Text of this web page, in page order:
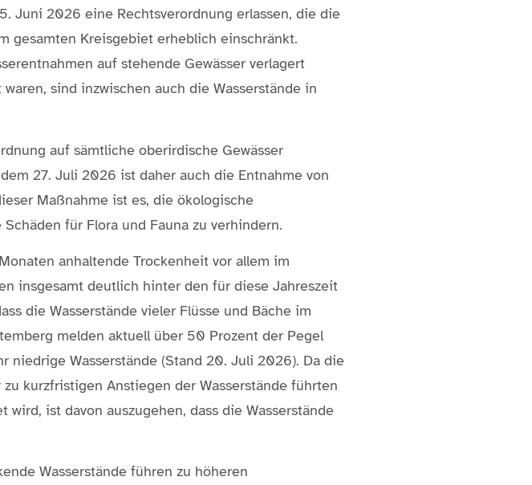
Juni 2026 eine Rechtsverordnung erlassen, die die
gesamten Kreisgebiet erheblich einschränkt.
auf stehende Gewässer verlagert
sind inzwischen auch die Wasserstände in
auf sämtliche oberirdische Gewässer
27. Juli 2026 ist daher auch die Entnahme von
Maßnahme ist es, die ökologische
für Flora und Fauna zu verhindern.
anhaltende Trockenheit vor allem im
insgesamt deutlich hinter den für diese Jahreszeit
die Wasserstände vieler Flüsse und Bäche im
melden aktuell über 50 Prozent der Pegel
niedrige Wasserstände (Stand 20. Juli 2026). Da die
kurzfristigen Anstiegen der Wasserstände führten
ist davon auszugehen, dass die Wasserstände
Wasserstände führen zu höheren